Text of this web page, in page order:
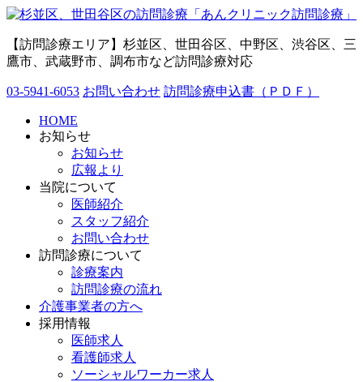
【訪問診療エリア】杉並区、世田谷区、中野区、渋谷区、三
鷹市、武蔵野市、調布市など訪問診療対応
03-5941-6053 お問い合わせ 訪問診療申込書（ＰＤＦ）
HOME
お知らせ
お知らせ
広報より
当院について
医師紹介
スタッフ紹介
お問い合わせ
訪問診療について
診療案内
訪問診療の流れ
介護事業者の方へ
採用情報
医師求人
看護師求人
ソーシャルワーカー求人